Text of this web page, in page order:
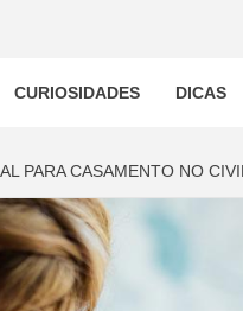
CURIOSIDADES DICAS
PARA CASAMENTO NO